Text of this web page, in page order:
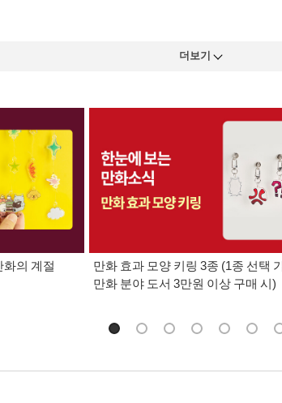
더보기
화의 계절
만화 효과 모양 키링 3종 (1종 선택
만화 분야 도서 3만원 이상 구매 시)